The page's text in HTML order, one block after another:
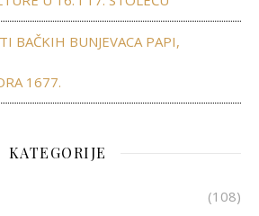
BAČKIH BUNJEVACA PAPI,
1677.
KATEGORIJE
(108)